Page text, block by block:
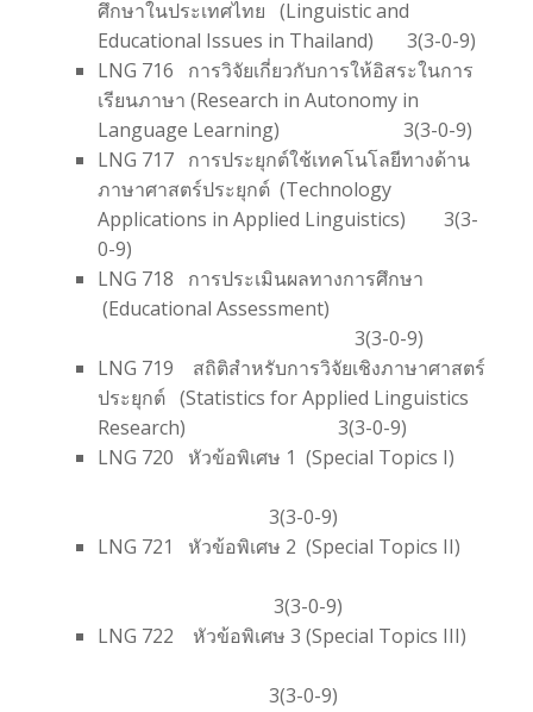
ศึกษาในประเทศไทย (Linguistic and
Educational Issues in Thailand) 3(3-0-9)
LNG 716 การวิจัยเกี่ยวกับการให้อิสระในการ
เรียนภาษา (Research in Autonomy in
Language Learning) 3(3-0-9)
LNG 717 การประยุกต์ใช้เทคโนโลยีทางด้าน
ภาษาศาสตร์ประยุกต์ (Technology
Applications in Applied Linguistics) 3(3-
0-9)
LNG 718 การประเมินผลทางการศึกษา
(Educational Assessment)
3(3-0-9)
LNG 719 สถิติสำหรับการวิจัยเชิงภาษาศาสตร์
ประยุกต์ (Statistics for Applied Linguistics
Research) 3(3-0-9)
LNG 720 หัวข้อพิเศษ 1 (Special Topics I)
3(3-0-9)
LNG 721 หัวข้อพิเศษ 2 (Special Topics II)
3(3-0-9)
LNG 722 หัวข้อพิเศษ 3 (Special Topics III)
3(3-0-9)